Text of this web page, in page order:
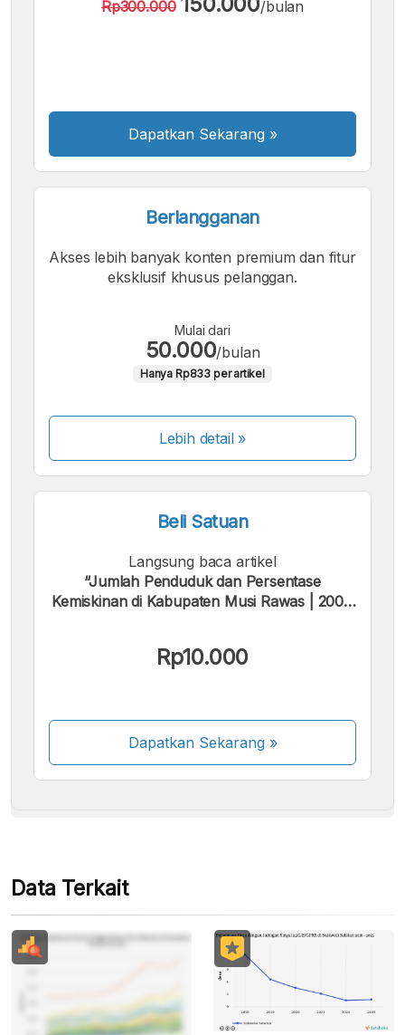
Rp300.000 /bulan
Dapatkan Sekarang »
Berlangganan
Akses lebih banyak konten premium dan fitur
eksklusif khusus pelanggan.
Mulai dari
50.000/bulan
Hanya Rp833 per artikel
Lebih detail »
Beli Satuan
Langsung baca artikel
“Jumlah Penduduk dan Persentase
Kemiskinan di Kabupaten Musi Rawas | 2004
Rp10.000
Dapatkan Sekarang»
Beberapa metode pembayaran masih dalam
Data Terkait